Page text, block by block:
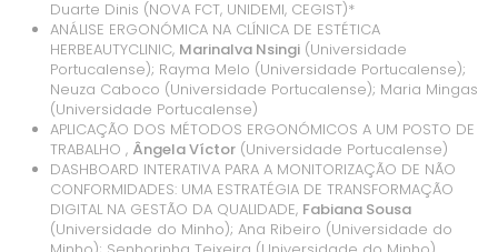
Duarte Dinis (NOVA FCT, UNIDEMI, CEGIST)*
ANÁLISE ERGONÓMICA NA CLÍNICA DE ESTÉTICA
HERBEAUTYCLINIC, Marinalva Nsingi (Universidade
Portucalense); Rayma Melo (Universidade Portucalense);
Neuza Caboco (Universidade Portucalense); Maria Mingas
(Universidade Portucalense)
APLICAÇÃO DOS MÉTODOS ERGONÓMICOS A UM POSTO DE
TRABALHO , Ângela Víctor (Universidade Portucalense)
DASHBOARD INTERATIVA PARA A MONITORIZAÇÃO DE NÃO
CONFORMIDADES: UMA ESTRATÉGIA DE TRANSFORMAÇÃO
DIGITAL NA GESTÃO DA QUALIDADE, Fabiana Sousa
(Universidade do Minho); Ana Ribeiro (Universidade do